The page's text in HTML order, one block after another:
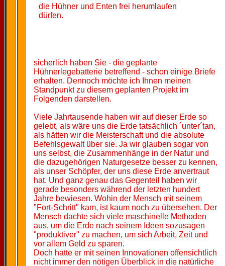
sicherlich haben Sie - die geplante
Hühnerlegebatterie betreffend - schon einige Briefe
erhalten. Dennoch möchte ich Ihnen meinen
Standpunkt zu diesem geplanten Projekt im
Folgenden darstellen.
Viele Jahrtausende haben wir auf dieser Erde so
gelebt, als wäre uns die Erde tatsächlich ´unter´tan,
als hätten wir die Meisterschaft und die absolute
Befehlsgewalt über sie. Ja wir glauben sogar von
uns selbst, die Zusammenhänge in der Natur und
die dazugehörigen Naturgesetze besser zu kennen,
als unser Schöpfer, der uns diese Erde anvertraut
hat. Und ganz genau das Gegenteil haben wir
gerade besonders während der letzten hundert
Jahre bewiesen. Wohin der Mensch mit seinem
"Fort-Schritt" kam, ist kaum noch zu übersehen. Der
Mensch dachte sich viele maschinelle Methoden
aus, um die Erde nach seinem Ideen sozusagen
"produktiver" zu machen, um sich Arbeit, Zeit und
vor allem Geld zu sparen.
Doch hatte er mit seinen Innovationen offensichtlich
nicht immer den nötigen Überblick in die natürliche